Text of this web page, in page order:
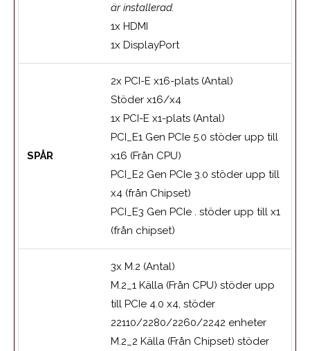
är installerad.
1x HDMI
1x DisplayPort
SPÅR
2x PCI-E x16-plats (Antal)
Stöder x16/x4
1x PCI-E x1-plats (Antal)
PCI_E1 Gen PCIe 5.0 stöder upp till
x16 (Från CPU)
PCI_E2 Gen PCIe 3.0 stöder upp till
x4 (från Chipset)
PCI_E3 Gen PCIe . stöder upp till x1
(från chipset)
3x M.2 (Antal)
M.2_1 Källa (Från CPU) stöder upp
till PCIe 4.0 x4, stöder
22110/2280/2260/2242 enheter
M.2_2 Källa (Från Chipset) stöder